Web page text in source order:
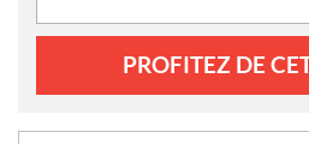
PROFITEZ DE